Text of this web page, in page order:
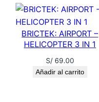
I
X
BRICTEK: AIRPORT –
HELICOPTER 3 IN 1
S/69.00
Añadir al carrito